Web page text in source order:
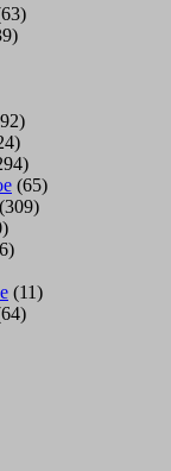
(65)
(309)
(11)